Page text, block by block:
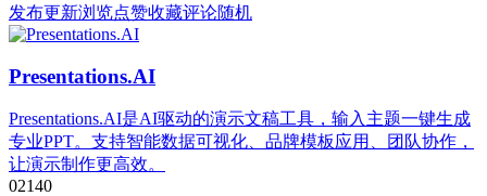
发布更新浏览点赞收藏评论随机
Presentations.AI
Presentations.AI是AI驱动的演示文稿工具，输入主题一键生成
专业PPT。支持智能数据可视化、品牌模板应用、团队协作，
让演示制作更高效。
02140